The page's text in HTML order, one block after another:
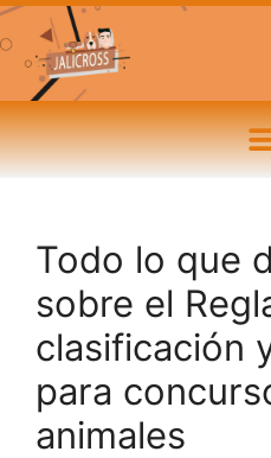
Todo lo que
sobre el
clasificación
para
animales